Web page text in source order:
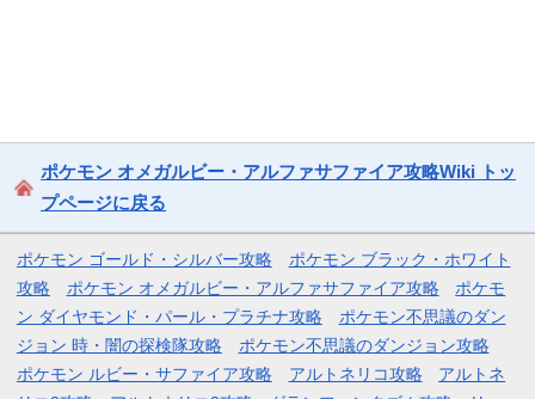
ポケモン オメガルビー・アルファサファイア攻略Wiki トッ
プページに戻る
ポケモン ゴールド・シルバー攻略
ポケモン ブラック・ホワイト
攻略
ポケモン オメガルビー・アルファサファイア攻略
ポケモ
ン ダイヤモンド・パール・プラチナ攻略
ポケモン不思議のダン
ジョン 時・闇の探検隊攻略
ポケモン不思議のダンジョン攻略
ポケモン ルビー・サファイア攻略
アルトネリコ攻略
アルトネ